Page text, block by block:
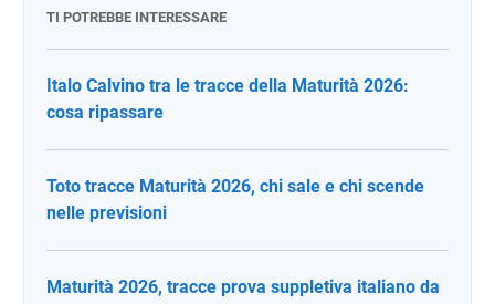
TI POTREBBE INTERESSARE
Italo Calvino tra le tracce della Maturità 2026:
cosa ripassare
Toto tracce Maturità 2026, chi sale e chi scende
nelle previsioni
Maturità 2026, tracce prova suppletiva italiano da